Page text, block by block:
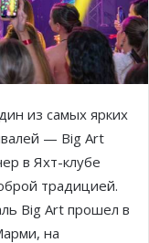
из самых ярких
— Big Art
в Яхт-клубе
традицией.
Big Art прошел в
на